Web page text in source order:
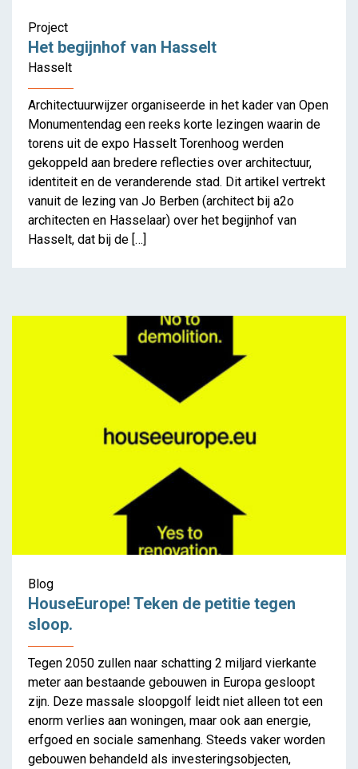
GOED GENOEG. Reflecties
rond maximaal behoud
Project
Het begijnhof van Hasselt
Hasselt
Architectuurwijzer organiseerde in het kader van Open
Monumentendag een reeks korte lezingen waarin de
torens uit de expo Hasselt Torenhoog werden
gekoppeld aan bredere reflecties over architectuur,
identiteit en de veranderende stad. Dit artikel vertrekt
vanuit de lezing van Jo Berben (architect bij a2o
architecten en Hasselaar) over het begijnhof van
Hasselt, dat bij de […]
Blog
HouseEurope! Teken de petitie tegen
sloop.
Tegen 2050 zullen naar schatting 2 miljard vierkante
meter aan bestaande gebouwen in Europa gesloopt
zijn. Deze massale sloopgolf leidt niet alleen tot een
enorm verlies aan woningen, maar ook aan energie,
erfgoed en sociale samenhang. Steeds vaker worden
gebouwen behandeld als investeringsobjecten,